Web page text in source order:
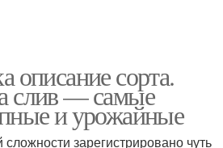
описание сорта.
слив — самые
и урожайные
зарегистрировано чуть